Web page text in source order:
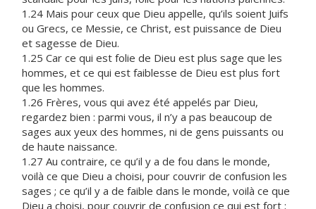
1.24 Mais pour ceux que Dieu appelle, qu’ils soient Juifs
ou Grecs, ce Messie, ce Christ, est puissance de Dieu
et sagesse de Dieu.
1.25 Car ce qui est folie de Dieu est plus sage que les
hommes, et ce qui est faiblesse de Dieu est plus fort
que les hommes.
1.26 Frères, vous qui avez été appelés par Dieu,
regardez bien : parmi vous, il n’y a pas beaucoup de
sages aux yeux des hommes, ni de gens puissants ou
de haute naissance.
1.27 Au contraire, ce qu’il y a de fou dans le monde,
voilà ce que Dieu a choisi, pour couvrir de confusion les
sages ; ce qu’il y a de faible dans le monde, voilà ce que
Dieu a choisi, pour couvrir de confusion ce qui est fort ;